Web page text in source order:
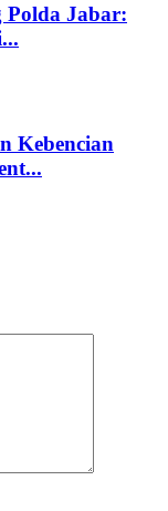
Polda Jabar:
Kebencian